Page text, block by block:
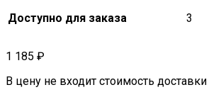
Доступно для заказа 3
1 185 ₽
В цену не входит стоимость доставки